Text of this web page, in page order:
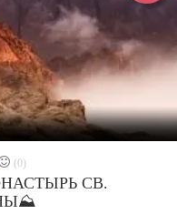
(0)
СВ.